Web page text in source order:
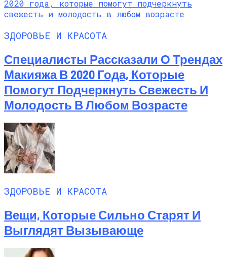
ЗДОРОВЬЕ И КРАСОТА
Специалисты Рассказали О Трендах
Макияжа В 2020 Года, Которые
Помогут Подчеркнуть Свежесть И
Молодость В Любом Возрасте
ЗДОРОВЬЕ И КРАСОТА
Вещи, Которые Сильно Старят И
Выглядят Вызывающе